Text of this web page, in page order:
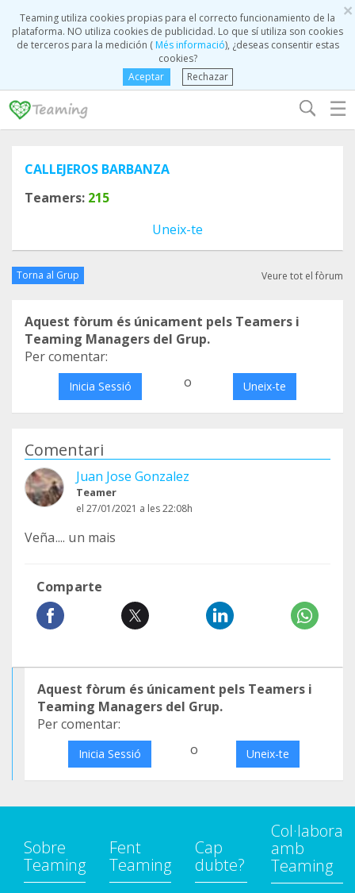
×
Teaming utiliza cookies propias para el correcto funcionamiento de la
plataforma. NO utiliza cookies de publicidad. Lo que sí utiliza son cookies
de terceros para la medición (Més informació), ¿deseas consentir estas
cookies?
Aceptar
Rechazar
☰
CALLEJEROS BARBANZA
Teamers: 215
Uneix-te
Torna al Grup Veure tot el fòrum
Aquest fòrum és únicament pels Teamers i
Teaming Managers del Grup.
Per comentar:
Inicia Sessió o Uneix-te
Comentari
Juan Jose Gonzalez
Teamer
el 27/01/2021 a les 22:08h
Veña.... un mais
Comparte
Aquest fòrum és únicament pels Teamers i
Teaming Managers del Grup.
Per comentar:
Inicia Sessió o Uneix-te
Sobre
Teaming
Fent
Teaming
Cap
dubte?
Col·labora
amb
Teaming